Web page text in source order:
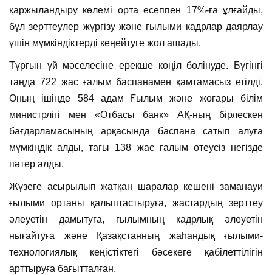
қаржыландыру көлемі орта есеппен 17%-ға ұлғайды,
бұл зерттеулер жүргізу және ғылыми кадрлар даярлау
үшін мүмкіндіктерді кеңейтуге жол ашады.
Тұрғын үй мәселесіне ерекше көңіл бөлінуде. Бүгінгі
таңда 722 жас ғалым баспанамен қамтамасыз етілді.
Оның ішінде 584 адам Ғылым және жоғары білім
министрлігі мен «Отбасы банк» АҚ-ның бірлескен
бағдарламасының арқасында баспана сатып алуға
мүмкіндік алды, тағы 138 жас ғалым өтеусіз негізде
пәтер алды.
Жүзеге асырылып жатқан шаралар кешені заманауи
ғылыми ортаны қалыптастыруға, жастардың зерттеу
әлеуетін дамытуға, ғылымның кадрлық әлеуетін
нығайтуға және Қазақстанның жаһандық ғылыми-
технологиялық кеңістіктегі бәсекеге қабілеттілігін
арттыруға бағытталған.